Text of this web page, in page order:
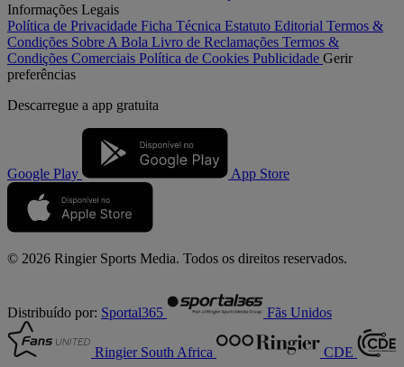
Informações Legais
Política de Privacidade Ficha Técnica Estatuto Editorial Termos &
Condições Sobre A Bola Livro de Reclamações Termos &
Condições Comerciais Política de Cookies Publicidade Gerir
preferências
Descarregue a app gratuita
Google Play App Store
© 2026 Ringier Sports Media. Todos os direitos reservados.
Distribuído por: Sportal365 Fãs Unidos
Ringier South Africa CDE